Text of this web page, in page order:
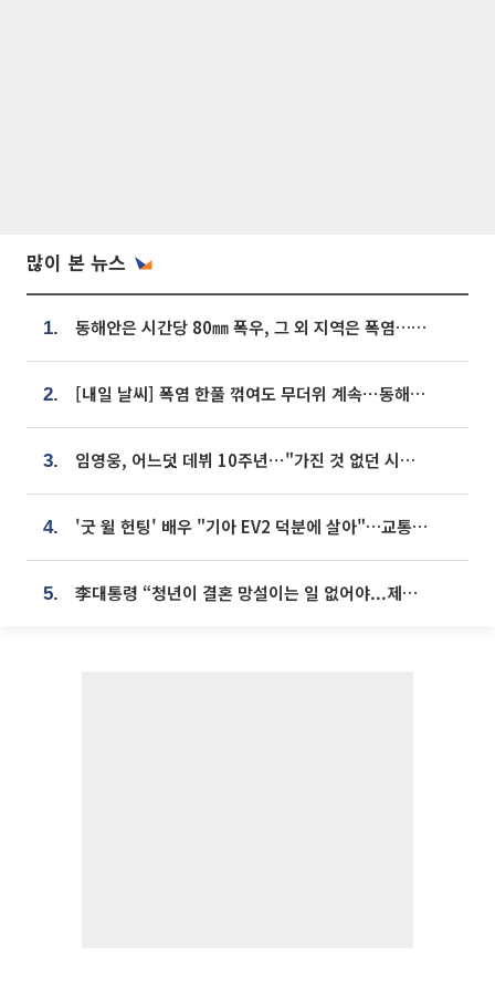
많이 본 뉴스
1. 동해안은 시간당 80㎜ 폭우, 그 외 지역은 폭염…‘극과 극 날씨’
2. [내일 날씨] 폭염 한풀 꺾여도 무더위 계속⋯동해안 이틀 연속 비
3. 임영웅, 어느덧 데뷔 10주년⋯"가진 것 없던 시절, 내 앞엔 20명의 팬뿐"
4. '굿 윌 헌팅' 배우 "기아 EV2 덕분에 살아"…교통사고 후 안전성 극찬
5. 李대통령 “청년이 결혼 망설이는 일 없어야...제도상 불이익 조사”